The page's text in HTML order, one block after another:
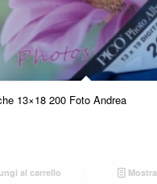
13×18 200 Foto Andrea
al carrello